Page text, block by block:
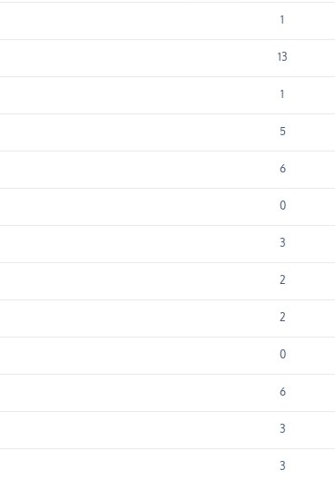
1
13
1
5
6
0
3
2
2
0
6
3
3